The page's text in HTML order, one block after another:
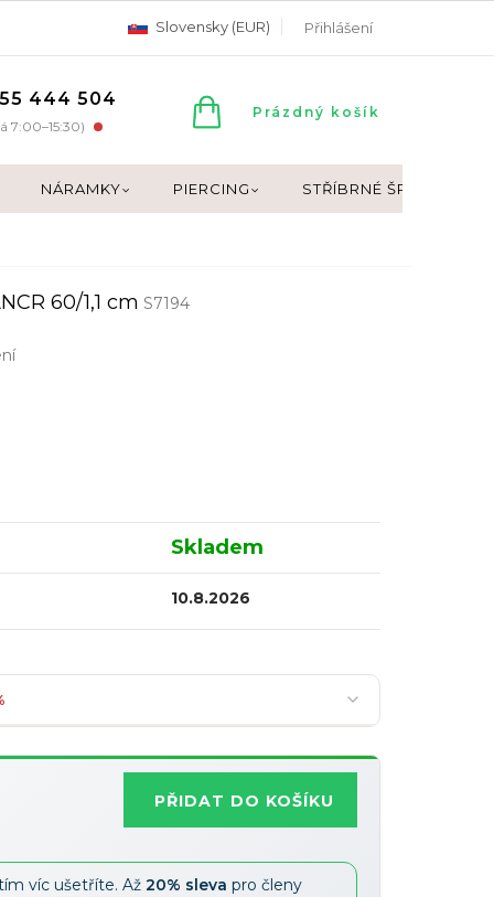
Slovensky (EUR) Přihlášení
444 504
7:00–15:30)
NÁKUPNÍ
Prázdný košík
NÁRAMKY PIERCING STŘÍBRNÉ ŠPERKY
60/1,1 cm S7194
Skladem
10.8.2026
Nejoblíbenější
PŘIDAT DO KOŠÍKU
víc ušetříte. Až 20% sleva pro členy